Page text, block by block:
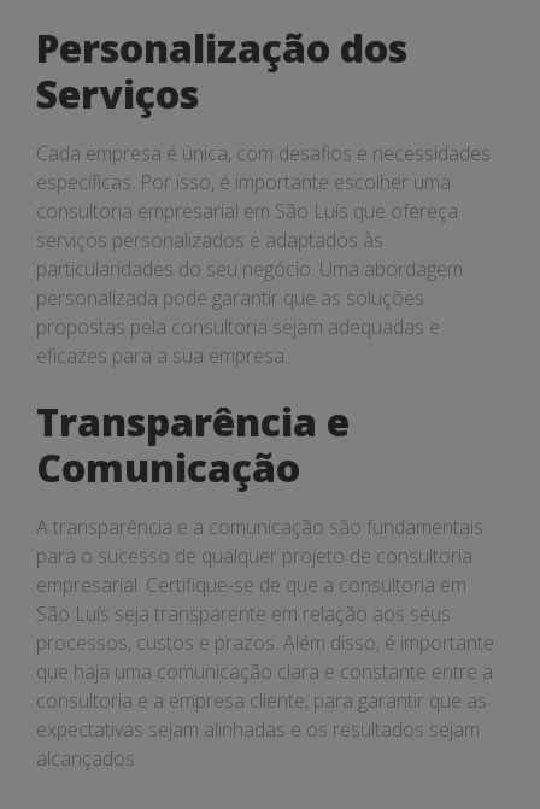
Personalização dos
Serviços
Cada empresa é única, com desafios e necessidades
específicas. Por isso, é importante escolher uma
consultoria empresarial em São Luís que ofereça
serviços personalizados e adaptados às
particularidades do seu negócio. Uma abordagem
personalizada pode garantir que as soluções
propostas pela consultoria sejam adequadas e
eficazes para a sua empresa.
Transparência e
Comunicação
A transparência e a comunicação são fundamentais
para o sucesso de qualquer projeto de consultoria
empresarial. Certifique-se de que a consultoria em
São Luís seja transparente em relação aos seus
processos, custos e prazos. Além disso, é importante
que haja uma comunicação clara e constante entre a
consultoria e a empresa cliente, para garantir que as
expectativas sejam alinhadas e os resultados sejam
alcançados.